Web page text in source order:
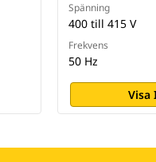
Spänning
400 till 415 V
Frekvens
50 Hz
Visa